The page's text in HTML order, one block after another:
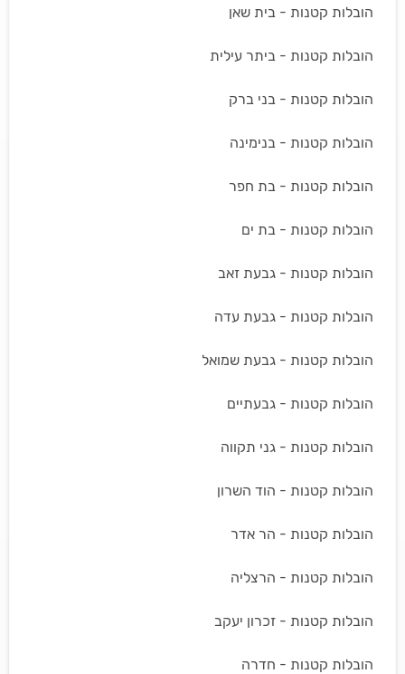
הובלות קטנות - בית שאן
הובלות קטנות - ביתר עילית
הובלות קטנות - בני ברק
הובלות קטנות - בנימינה
הובלות קטנות - בת חפר
הובלות קטנות - בת ים
הובלות קטנות - גבעת זאב
הובלות קטנות - גבעת עדה
הובלות קטנות - גבעת שמואל
הובלות קטנות - גבעתיים
הובלות קטנות - גני תקווה
הובלות קטנות - הוד השרון
הובלות קטנות - הר אדר
הובלות קטנות - הרצליה
הובלות קטנות - זכרון יעקב
הובלות קטנות - חדרה